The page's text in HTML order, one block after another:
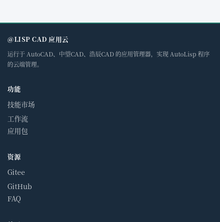
@LISP CAD 应用云
运行于 AutoCAD、中望CAD、浩辰CAD 的应用管理器，实现 AutoLisp 程序
的云端管理。
功能
技能市场
工作流
应用包
资源
Gitee
GitHub
FAQ